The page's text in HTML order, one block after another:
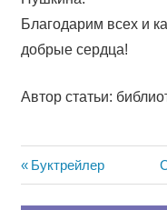
Благодарим всех и
добрые сердца!
Автор статьи:
Навигация
Предыдущая
запись:
Буктрейлер